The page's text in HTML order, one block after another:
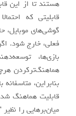
هستند تا از این
قابلیتی که
گوشی‌های موبایل،
بازی‌ها،
هماهنگ‌ترکردن
بنابراین،